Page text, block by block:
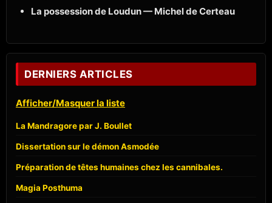
La possession de Loudun — Michel de Certeau
DERNIERS ARTICLES
Afficher/Masquer la liste
La Mandragore par J. Boullet
Dissertation sur le démon Asmodée
Préparation de têtes humaines chez les cannibales.
Magia Posthuma